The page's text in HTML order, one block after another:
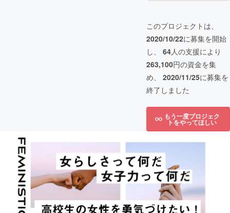
このプロジェクトは、
2020/10/22に募集を開始
し、 64人の支援により
263,100円の資金を集
め、 2020/11/25に募集を
終了しました
もう一度プロジェク
トをやってほしい